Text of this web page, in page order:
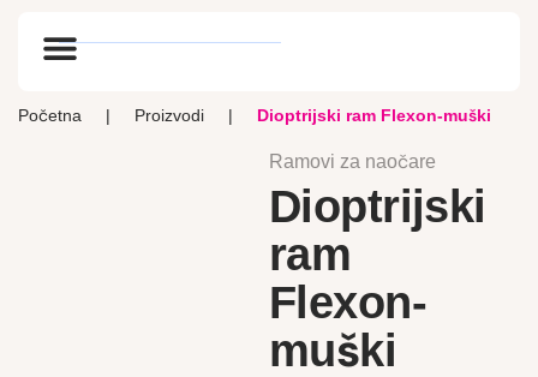
Početna | Proizvodi | Dioptrijski ram Flexon-muški
Ramovi za naočare
Dioptrijski
ram
Flexon-
muški